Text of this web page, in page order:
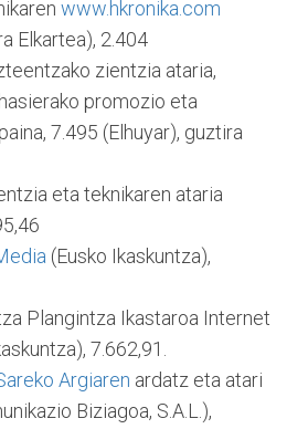
www.hkronika.com
Elkartea), 2.404
zientzia ataria,
promozio eta
7.495 (Elhuyar), guztira
eta teknikaren ataria
(Eusko Ikaskuntza),
Plangintza Ikastaroa Internet
7.662,91.
Argiaren ardatz eta atari
Biziagoa, S.A.L.),